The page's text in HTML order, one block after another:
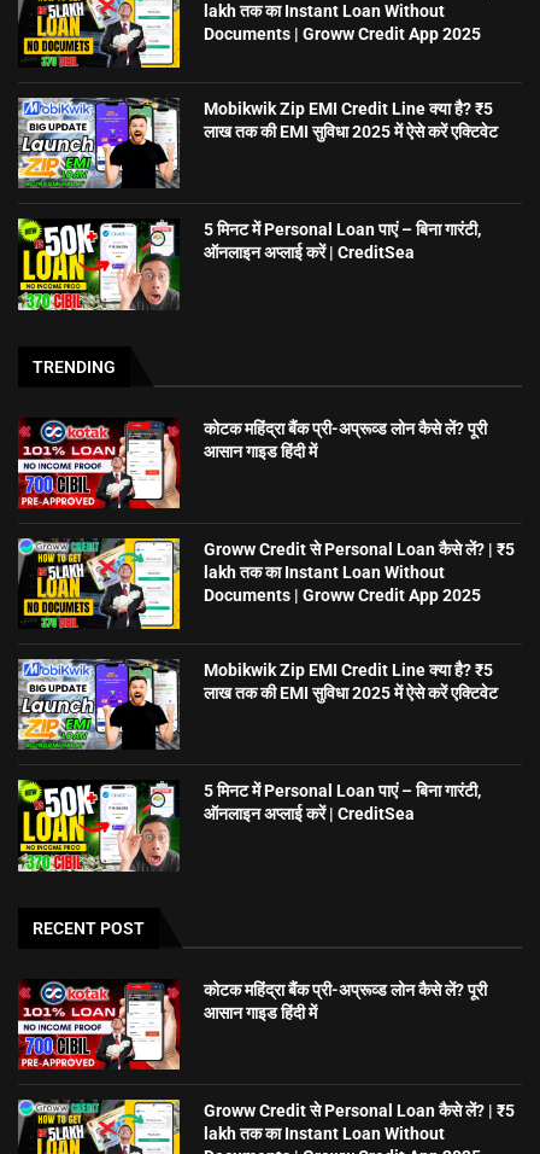
lakh तक का Instant Loan Without
Documents | Groww Credit App 2025
Mobikwik Zip EMI Credit Line क्या है? ₹5
लाख तक की EMI सुविधा 2025 में ऐसे करें एक्टिवेट
5 मिनट में Personal Loan पाएं – बिना गारंटी,
ऑनलाइन अप्लाई करें | CreditSea
TRENDING
कोटक महिंद्रा बैंक प्री-अप्रूव्ड लोन कैसे लें? पूरी
आसान गाइड हिंदी में
Groww Credit से Personal Loan कैसे लें? | ₹5
lakh तक का Instant Loan Without
Documents | Groww Credit App 2025
Mobikwik Zip EMI Credit Line क्या है? ₹5
लाख तक की EMI सुविधा 2025 में ऐसे करें एक्टिवेट
5 मिनट में Personal Loan पाएं – बिना गारंटी,
ऑनलाइन अप्लाई करें | CreditSea
RECENT POST
कोटक महिंद्रा बैंक प्री-अप्रूव्ड लोन कैसे लें? पूरी
आसान गाइड हिंदी में
Groww Credit से Personal Loan कैसे लें? | ₹5
lakh तक का Instant Loan Without